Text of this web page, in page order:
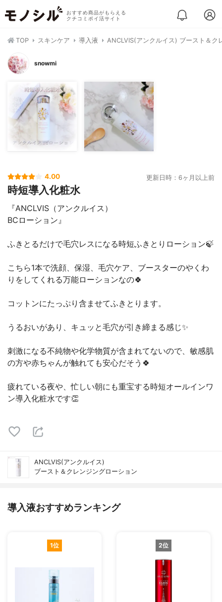
おすすめ商品がもらえる
クチコミポイ活サイト
TOP スキンケア 導入液 ANCLVIS(アンクルイス) ブースト＆ク
snowmi
4.00 更新日時：6ヶ月以上前
時短導入化粧水
『ANCLVIS（アンクルイス）
BCローション』
ふきとるだけで毛穴レスになる時短ふきとりローション🍃
こちら1本で洗顔、保湿、毛穴ケア、ブースターのやくわ
りをしてくれる万能ローションなの🍀
コットンにたっぷり含ませてふきとります。
うるおいがあり、キュッと毛穴が引き締まる感じ✨
刺激になる不純物や化学物質が含まれてないので、敏感肌
の方や赤ちゃんが触れても安心だそう🍀
疲れている夜や、忙しい朝にも重宝する時短オールインワ
ン導入化粧水です👏
ANCLVIS(アンクルイス)
ブースト＆クレンジングローション
導入液おすすめランキング
1位 2位